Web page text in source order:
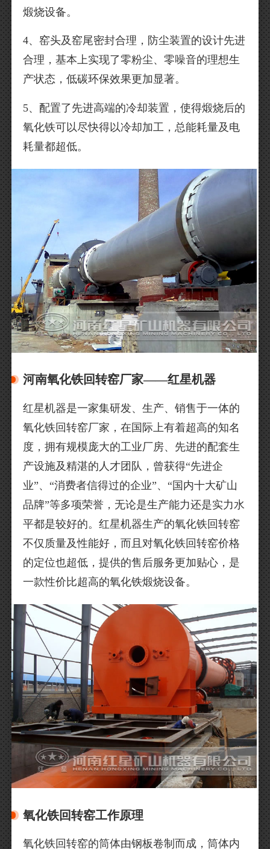
煅烧设备。
4、窑头及窑尾密封合理，防尘装置的设计先进
合理，基本上实现了零粉尘、零噪音的理想生
产状态，低碳环保效果更加显著。
5、配置了先进高端的冷却装置，使得煅烧后的
氧化铁可以尽快得以冷却加工，总能耗量及电
耗量都超低。
河南氧化铁回转窑厂家——红星机器
红星机器是一家集研发、生产、销售于一体的
氧化铁回转窑厂家，在国际上有着超高的知名
度，拥有规模庞大的工业厂房、先进的配套生
产设施及精湛的人才团队，曾获得“先进企
业”、“消费者信得过的企业”、“国内十大矿山
品牌”等多项荣誉，无论是生产能力还是实力水
平都是较好的。红星机器生产的氧化铁回转窑
不仅质量及性能好，而且对氧化铁回转窑价格
的定位也超低，提供的售后服务更加贴心，是
一款性价比超高的氧化铁煅烧设备。
氧化铁回转窑工作原理
氧化铁回转窑的筒体由钢板卷制而成，筒体内